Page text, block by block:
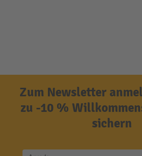
Zum Newsletter
zu -10 %
sichern